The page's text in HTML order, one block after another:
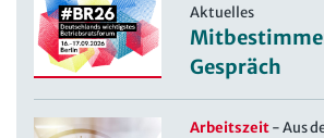
Aktuelles
Gespräch
Arbeitszeit-Aus